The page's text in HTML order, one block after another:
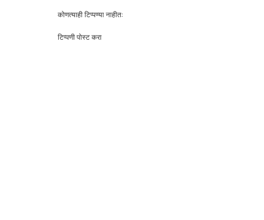
कोणत्याही टिप्पण्‍या नाहीत:
टिप्पणी पोस्ट करा